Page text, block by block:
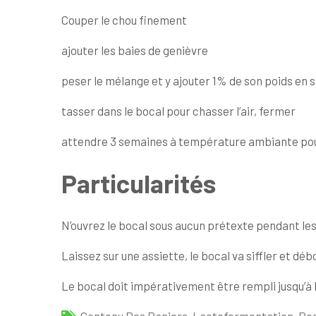
Couper le chou finement
ajouter les baies de genièvre
peser le mélange et y ajouter 1% de son poids en
tasser dans le bocal pour chasser l’air, fermer
attendre 3 semaines à température ambiante
Particularités
N’ouvrez le bocal sous aucun prétexte pendant
Laissez sur une assiette, le bocal va siffler et
Le bocal doit impérativement être rempli jusqu’à